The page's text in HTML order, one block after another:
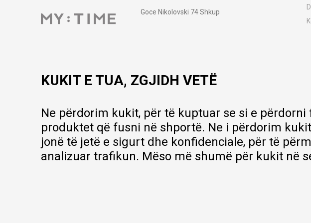
Goce Nikolovski 74 Shkup
KUKIT E TUA, ZGJIDH VETË
Ne përdorim kukit, për të kuptuar se si e
produktet që fusni në shportë. Ne i përdorim
jonë të jetë e sigurt dhe konfidenciale, për të
analizuar trafikun. Mëso më shumë për kukit në